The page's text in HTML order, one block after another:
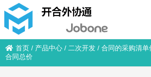
首页 / 产品中心 / 二次开发 /合同的采购清
合同总价